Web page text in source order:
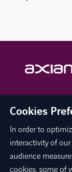
linkedin
O NAMA
Cookies
In order to
interactivity of
audience
cookies, some of